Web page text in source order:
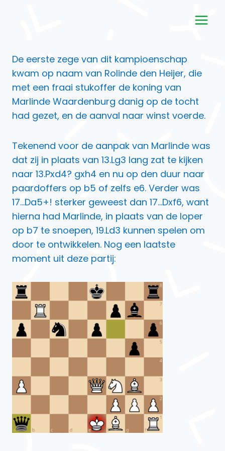
De eerste zege van dit kampioenschap
kwam op naam van Rolinde den Heijer, die
met een fraai stukoffer de koning van
Marlinde Waardenburg danig op de tocht
had gezet, en de aanval naar winst voerde.
Tekenend voor de aanpak van Marlinde was
dat zij in plaats van 13.Lg3 lang zat te kijken
naar 13.Pxd4? gxh4 en nu op den duur naar
paardoffers op b5 of zelfs e6. Verder was
17…Da5+! sterker geweest dan 17…Dxf6, want
hierna had Marlinde, in plaats van de loper
op b7 te snoepen, 19.Ld3 kunnen spelen om
door te ontwikkelen. Nog een laatste
moment uit deze partij: